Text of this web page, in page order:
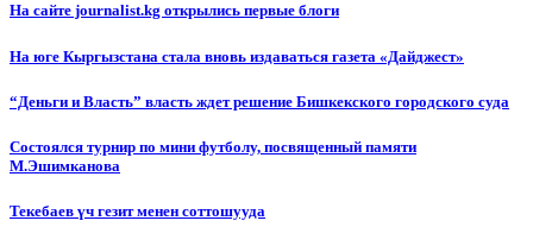
На сайте journalist.kg открылись первые блоги
На юге Кыргызстана стала вновь издаваться газета «Дайджест»
“Деньги и Власть” власть ждет решение Бишкекского городского суда
Состоялся турнир по мини футболу, посвященный памяти
М.Эшимканова
Текебаев үч гезит менен соттошууда